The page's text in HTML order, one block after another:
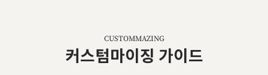
CUSTOMMAZING
커스텀마이징 가이드